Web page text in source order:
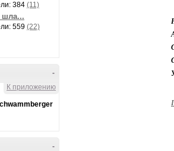
384 (11)
шла...
559 (22)
-
К приложению
-